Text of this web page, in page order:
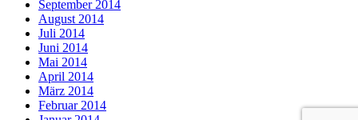
September 2014
August 2014
Juli 2014
Juni 2014
Mai 2014
April 2014
März 2014
Februar 2014